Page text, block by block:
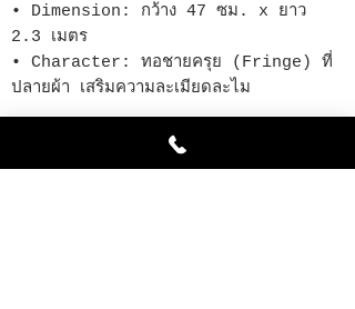
• Dimension: กว้าง 47 ซม. x ยาว
2.3 เมตร
• Character: ทอชายครุย (Fringe) ที่
ปลายผ้า เสริมความละเมียดละไม